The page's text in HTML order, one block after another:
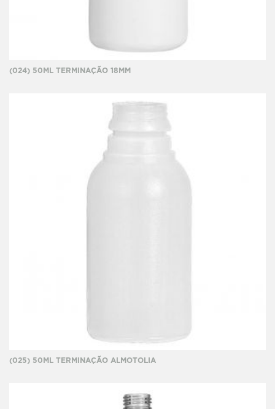
(024) 50ML TERMINAÇÃO 18MM
(025) 50ML TERMINAÇÃO ALMOTOLIA